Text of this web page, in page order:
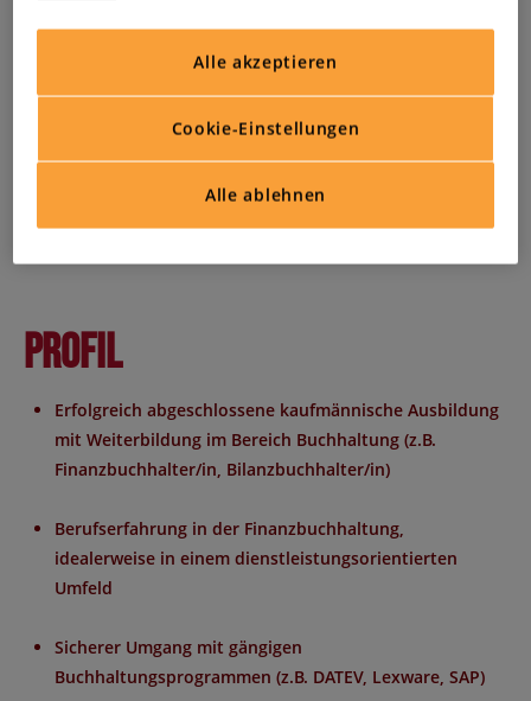
Unterstützung bei der Erstellung von Reportings und
betriebswirtschaftlichen Auswertungen
Optimierung von buchhalterischen Prozessen
Profil
Erfolgreich abgeschlossene kaufmännische Ausbildung
mit Weiterbildung im Bereich Buchhaltung (z.B.
Finanzbuchhalter/in, Bilanzbuchhalter/in)
Berufserfahrung in der Finanzbuchhaltung,
idealerweise in einem dienstleistungsorientierten
Umfeld
Sicherer Umgang mit gängigen
Buchhaltungsprogrammen (z.B. DATEV, Lexware, SAP)
Cookie-Einstellungen
Alle ablehnen
Alle akzeptieren